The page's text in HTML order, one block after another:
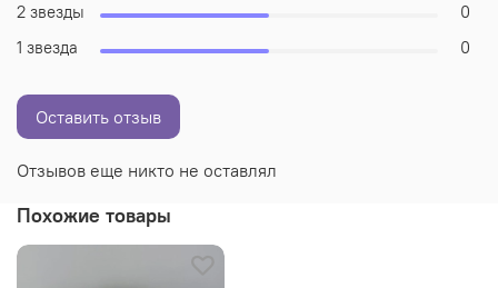
Отзывов еще никто не оставлял
2 звезды
0
1 звезда
0
Оставить отзыв
Похожие товары